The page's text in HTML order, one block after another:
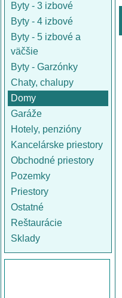
Byty - 3 izbové
Byty - 4 izbové
Byty - 5 izbové a
väčšie
Byty - Garzónky
Chaty, chalupy
Domy
Garáže
Hotely, penzióny
Kancelárske priestory
Obchodné priestory
Pozemky
Priestory
Ostatné
Reštaurácie
Sklady